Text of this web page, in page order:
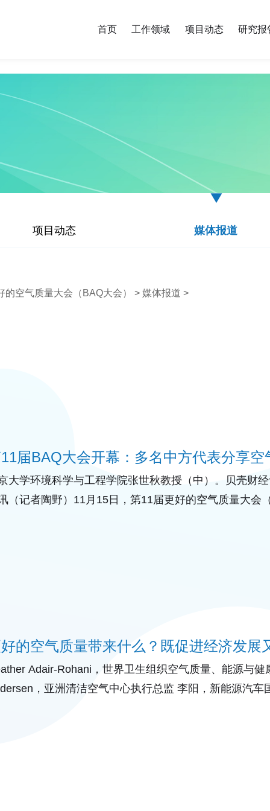
首页 工作领域 项目动态 研究报
项目动态 媒体报道
的空气质量大会（BAQ大会） >媒体报道 >
届BAQ大会开幕：多名中方代表分享空
大学环境科学与工程学院张世秋教授（中）。贝壳财
（记者陶野）11月15日，第11届更好的空气质量大会
的空气质量带来什么？既促进经济发展
Adair-Rohani，世界卫生组织空气质量、能源与健
，亚洲清洁空气中心执行总监 李阳，新能源汽车